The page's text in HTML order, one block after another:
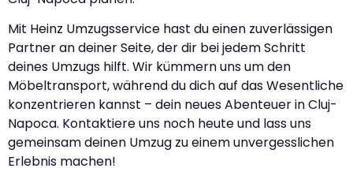
Mit Heinz Umzugsservice hast du einen zuverlässigen
Partner an deiner Seite, der dir bei jedem Schritt
deines Umzugs hilft. Wir kümmern uns um den
Möbeltransport, während du dich auf das Wesentliche
konzentrieren kannst – dein neues Abenteuer in Cluj-
Napoca. Kontaktiere uns noch heute und lass uns
gemeinsam deinen Umzug zu einem unvergesslichen
Erlebnis machen!